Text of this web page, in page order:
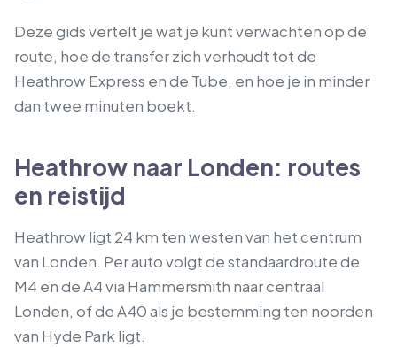
Deze gids vertelt je wat je kunt verwachten op de
route, hoe de transfer zich verhoudt tot de
Heathrow Express en de Tube, en hoe je in minder
dan twee minuten boekt.
Heathrow naar Londen: routes
en reistijd
Heathrow ligt 24 km ten westen van het centrum
van Londen. Per auto volgt de standaardroute de
M4 en de A4 via Hammersmith naar centraal
Londen, of de A40 als je bestemming ten noorden
van Hyde Park ligt.